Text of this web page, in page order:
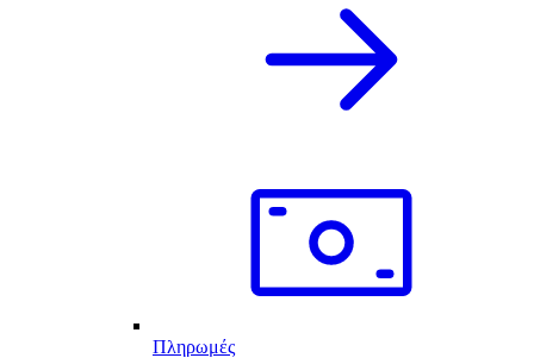
Πληρωμές